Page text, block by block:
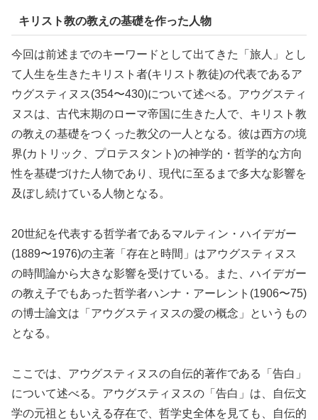
キリスト教の教えの基礎を作った人物
今回は前述までのキーワードとして出てきた「旅人」とし
て人生を生きたキリスト者(キリスト教徒)の代表であるア
ウグスティヌス(354〜430)について述べる。アウグスティ
ヌスは、古代末期のローマ帝国に生きた人で、キリスト教
の教えの基礎をつくった教父の一人となる。彼は西方の境
界(カトリック、プロテスタント)の神学的・哲学的な方向
性を基礎づけた人物であり、現代に至るまで多大な影響を
及ぼし続けている人物となる。
20世紀を代表する哲学者であるマルティン・ハイデガー
(1889〜1976)の主著「存在と時間」はアウグスティヌス
の時間論から大きな影響を受けている。また、ハイデガー
の教え子でもあった哲学者ハンナ・アーレント(1906〜75)
の博士論文は「アウグスティヌスの愛の概念」というもの
となる。
ここでは、アウグスティヌスの自伝的著作である「告白」
について述べる。アウグスティヌスの「告白」は、自伝文
学の元祖ともいえる存在で、哲学史全体を見ても、自伝的